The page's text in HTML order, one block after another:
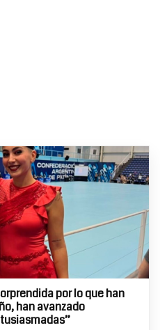
por lo que han
han avanzado